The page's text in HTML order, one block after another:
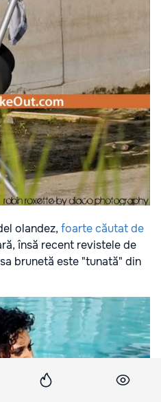
olandez, foarte căutat de
însă recent revistele de
brunetă este "tunată" din